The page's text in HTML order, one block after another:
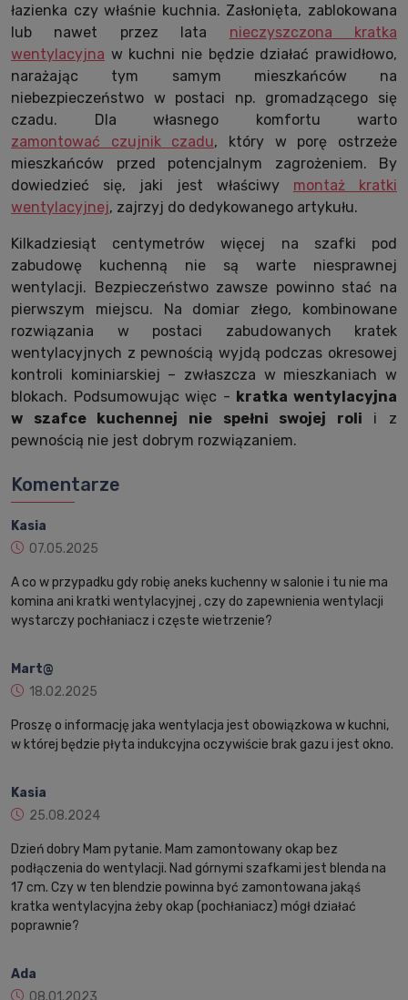
łazienka czy właśnie kuchnia. Zasłonięta, zablokowana
lub nawet przez lata nieczyszczona kratka
wentylacyjna w kuchni nie będzie działać prawidłowo,
narażając tym samym mieszkańców na
niebezpieczeństwo w postaci np. gromadzącego się
czadu. Dla własnego komfortu warto
zamontować czujnik czadu, który w porę ostrzeże
mieszkańców przed potencjalnym zagrożeniem. By
dowiedzieć się, jaki jest właściwy montaż kratki
wentylacyjnej, zajrzyj do dedykowanego artykułu.
Kilkadziesiąt centymetrów więcej na szafki pod
zabudowę kuchenną nie są warte niesprawnej
wentylacji. Bezpieczeństwo zawsze powinno stać na
pierwszym miejscu. Na domiar złego, kombinowane
rozwiązania w postaci zabudowanych kratek
wentylacyjnych z pewnością wyjdą podczas okresowej
kontroli kominiarskiej – zwłaszcza w mieszkaniach w
blokach. Podsumowując więc - kratka wentylacyjna
w szafce kuchennej nie spełni swojej roli i z
pewnością nie jest dobrym rozwiązaniem.
Komentarze
Kasia
07.05.2025
A co w przypadku gdy robię aneks kuchenny w salonie i tu nie ma
komina ani kratki wentylacyjnej , czy do zapewnienia wentylacji
wystarczy pochłaniacz i częste wietrzenie?
Mart@
18.02.2025
Proszę o informację jaka wentylacja jest obowiązkowa w kuchni,
w której będzie płyta indukcyjna oczywiście brak gazu i jest okno.
Kasia
25.08.2024
Dzień dobry Mam pytanie. Mam zamontowany okap bez
podłączenia do wentylacji. Nad górnymi szafkami jest blenda na
17 cm. Czy w ten blendzie powinna być zamontowana jakąś
kratka wentylacyjna żeby okap (pochłaniacz) mógł działać
poprawnie?
Ada
08.01.2023